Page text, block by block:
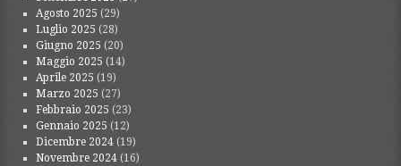
Agosto 2025 (29)
Luglio 2025 (28)
Giugno 2025 (20)
Maggio 2025 (14)
Aprile 2025 (19)
Marzo 2025 (27)
Febbraio 2025 (23)
Gennaio 2025 (12)
Dicembre 2024 (19)
Novembre 2024 (16)